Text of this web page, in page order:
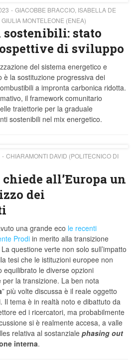
GIACOBBE BRACCIO, ISABELLA DE
MONTELEONE (ENEA)
stato
di sviluppo
del sistema energetico e
è la sostituzione progressiva dei
a impronta carbonica ridotta.
il framework comunitario
traiettorie per la graduale
sostenibili nel mix energetico.
CHIARAMONTI DAVID (POLITECNICO DI
chiede all’Europa un
dei
una grande eco le recenti
Prodi in merito alla transizione
questione verte non solo sull’impatto
tesi che le istituzioni europee non
equilibrato le diverse opzioni
la transizione. La ben nota
” più volte discussa è il reale oggetto
Il tema è in realtà noto e dibattuto da
ed i ricercatori, ma probabilmente
si è realmente accesa, a valle
relativa al sostanziale phasing out
interna.